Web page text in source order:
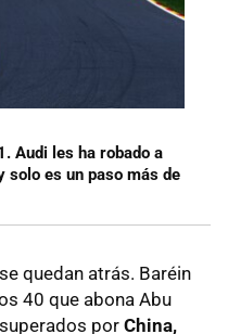
Audi les ha robado a
solo es un paso más de
quedan atrás. Baréin
40 que abona Abu
por China,